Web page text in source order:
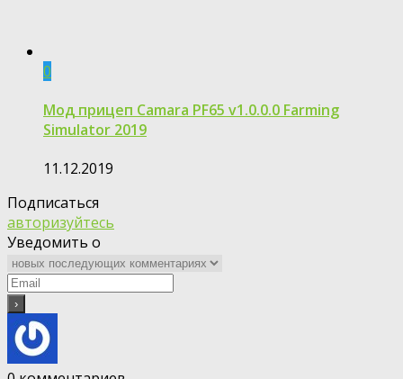
0
Мод прицеп Camara PF65 v1.0.0.0 Farming
Simulator 2019
11.12.2019
Подписаться
авторизуйтесь
Уведомить о